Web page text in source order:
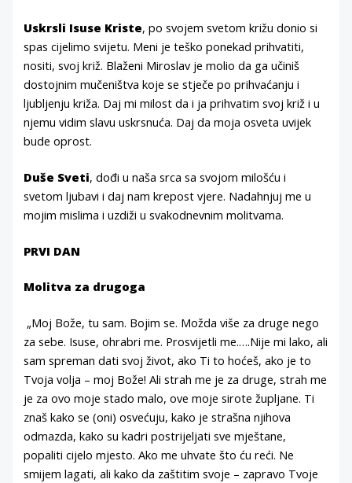
Uskrsli Isuse Kriste, po svojem svetom križu donio si
spas cijelimo svijetu. Meni je teško ponekad prihvatiti,
nositi, svoj križ. Blaženi Miroslav je molio da ga učiniš
dostojnim mučeništva koje se stječe po prihvaćanju i
ljubljenju križa. Daj mi milost da i ja prihvatim svoj križ i u
njemu vidim slavu uskrsnuća. Daj da moja osveta uvijek
bude oprost.
Duše Sveti, dođi u naša srca sa svojom milošću i
svetom ljubavi i daj nam krepost vjere. Nadahnjuj me u
mojim mislima i uzdiži u svakodnevnim molitvama.
PRVI DAN
Molitva za drugoga
„Moj Bože, tu sam. Bojim se. Možda više za druge nego
za sebe. Isuse, ohrabri me. Prosvijetli me.….Nije mi lako, ali
sam spreman dati svoj život, ako Ti to hoćeš, ako je to
Tvoja volja – moj Bože! Ali strah me je za druge, strah me
je za ovo moje stado malo, ove moje sirote župljane. Ti
znaš kako se (oni) osvećuju, kako je strašna njihova
odmazda, kako su kadri postrijeljati sve mještane,
popaliti cijelo mjesto. Ako me uhvate što ću reći. Ne
smijem lagati, ali kako da zaštitim svoje – zapravo Tvoje